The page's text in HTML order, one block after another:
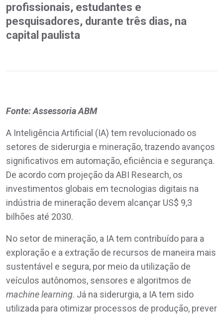
profissionais, estudantes e
pesquisadores, durante três dias, na
capital paulista
Fonte: Assessoria ABM
A Inteligência Artificial (IA) tem revolucionado os
setores de siderurgia e mineração, trazendo avanços
significativos em automação, eficiência e segurança.
De acordo com projeção da ABI Research, os
investimentos globais em tecnologias digitais na
indústria de mineração devem alcançar US$ 9,3
bilhões até 2030.
No setor de mineração, a IA tem contribuído para a
exploração e a extração de recursos de maneira mais
sustentável e segura, por meio da utilização de
veículos autônomos, sensores e algoritmos de
machine learning. Já na siderurgia, a IA tem sido
utilizada para otimizar processos de produção, prever